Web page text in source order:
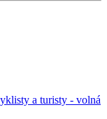
a turisty - volná